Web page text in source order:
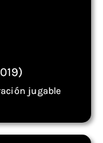
jugable